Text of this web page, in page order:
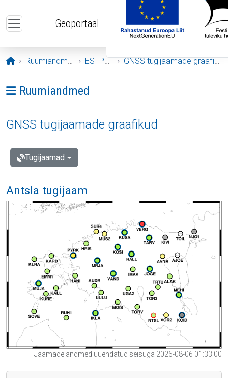
Geoportaal
Avaleht
Ruumiandmed ESTPOS GNSS tugijaamade graafikud
Ava menüü: Ruumiandmed
Ruumiandmed
GNSS tugijaamade graafikud
Tugijaamad
Antsla tugijaam
Jaamade andmed uuendatud seisuga 2026-08-06 01:33:00